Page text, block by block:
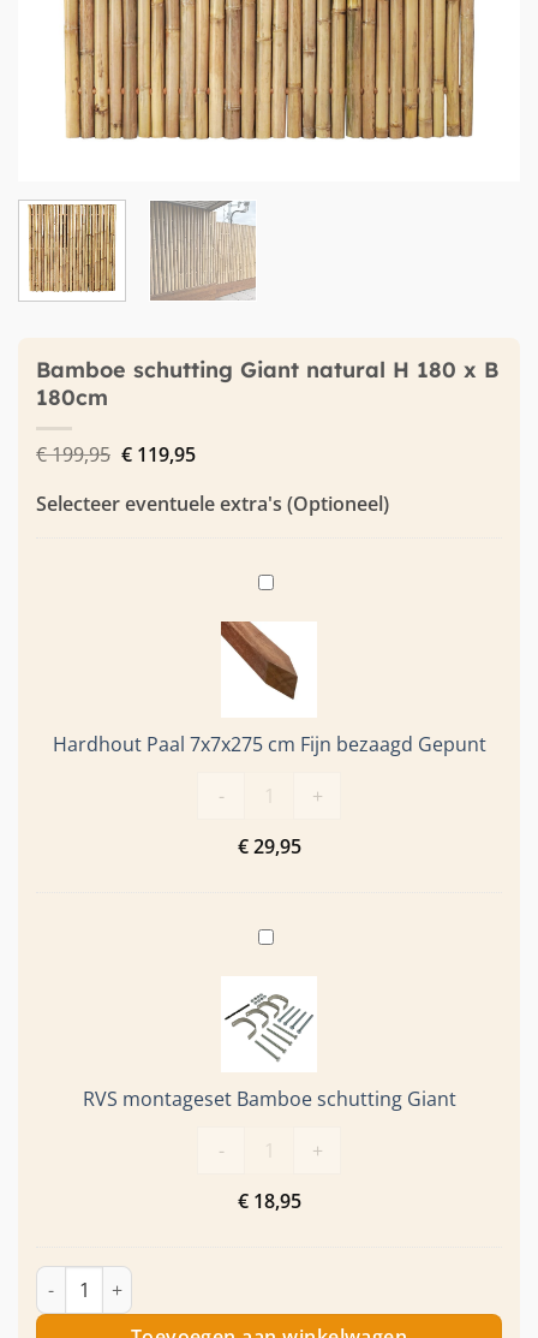
Bamboe schutting Giant natural H 180 x B
180cm
€199,95 Oorspronkelijke
€ 199,95.
€119,95Huidige
is:
€ 119,95.
Selecteer eventuele extra's (Optioneel)
Hardhout
7x7x275
cm
Fijn
bezaagd
Gepunt
Hardhout Paal 7x7x275 cm Fijn bezaagd Gepunt
-
Hardhout Paal 7x7x275 cm Fijn
+
€29,95
RVS
Bamboe
schutting
Giant
RVS montageset Bamboe schutting Giant
-
RVS montageset Bamboe
+
€18,95
Bamboe schutting Giant natural H 180 x B 180cm aantal